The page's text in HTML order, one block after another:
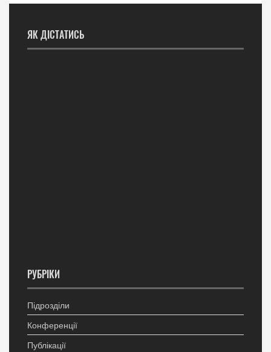
ЯК ДІСТАТИСЬ
РУБРІКИ
Підрозділи
Конференції
Публікації